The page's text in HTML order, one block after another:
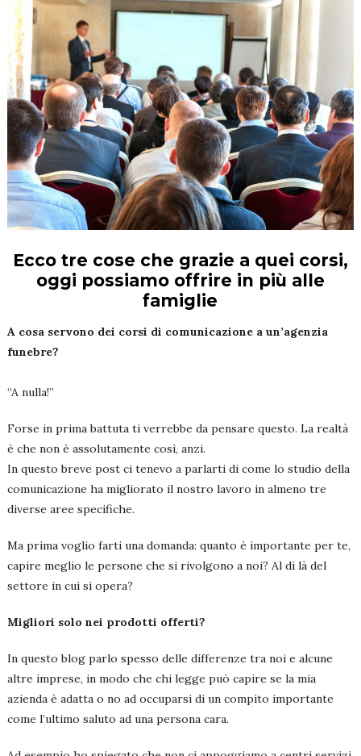
Ecco tre cose che grazie a quei corsi,
oggi possiamo offrire in più alle
famiglie
A cosa servono dei corsi di comunicazione a un’agenzia
funebre?
“A nulla!”
Forse in prima battuta ti verrebbe da pensare questo. La realtà
è che non è assolutamente così, anzi.
In questo breve post ci tenevo a parlarti di come lo studio della
comunicazione ha migliorato il nostro lavoro in almeno tre
diverse aree specifiche.
Ma prima voglio farti una domanda: quanto è importante per te,
capire meglio le persone che si rivolgono a noi? Al di là del
settore in cui si opera?
Migliori solo nei prodotti offerti?
In questo blog parlo spesso delle differenze tra noi e alcune
altre imprese, in modo che chi legge può capire se la mia
azienda è adatta o no ad occuparsi di un compito importante
come l’ultimo saluto ad una persona cara.